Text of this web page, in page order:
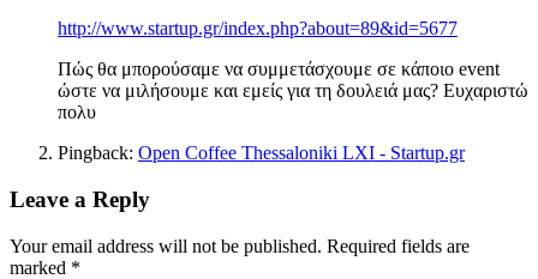
http://www.startup.gr/index.php?about=89&id=5677
Πώς θα μπορούσαμε να συμμετάσχουμε σε κάποιο event
ώστε να μιλήσουμε και εμείς για τη δουλειά μας? Ευχαριστώ
πολυ
Pingback: Open Coffee Thessaloniki LXI - Startup.gr
Leave a Reply
Your email address will not be published. Required fields are
marked *